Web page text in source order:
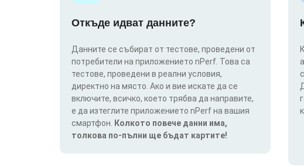
Откъде идват данните?
Данните се събират от тестове, проведени от
потребители на приложението nPerf. Това са
тестове, проведени в реални условия,
директно на място. Ако и вие искате да се
включите, всичко, което трябва да направите,
е да изтеглите приложението nPerf на вашия
смартфон.
Колкото повече данни има,
толкова по-пълни ще бъдат картите!